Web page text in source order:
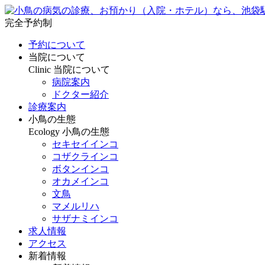
完全予約制
予約について
当院について
Clinic 当院について
病院案内
ドクター紹介
診療案内
小鳥の生態
Ecology 小鳥の生態
セキセイインコ
コザクラインコ
ボタンインコ
オカメインコ
文鳥
マメルリハ
サザナミインコ
求人情報
アクセス
新着情報